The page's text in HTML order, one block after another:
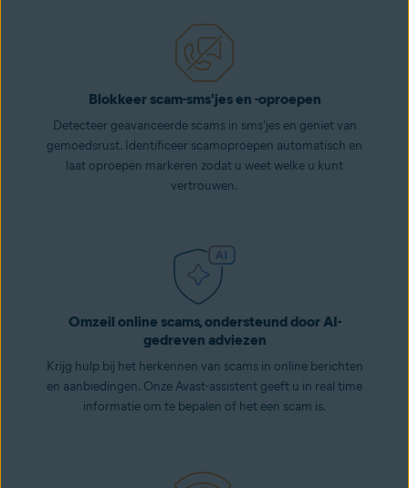
Blokkeer scam-sms'jes en -oproepen
Detecteer geavanceerde scams in sms'jes en geniet van
gemoedsrust. Identificeer scamoproepen automatisch en
laat oproepen markeren zodat u weet welke u kunt
vertrouwen.
Omzeil online scams, ondersteund door AI-
gedreven adviezen
Krijg hulp bij het herkennen van scams in online berichten
en aanbiedingen. Onze Avast-assistent geeft u in real time
informatie om te bepalen of het een scam is.